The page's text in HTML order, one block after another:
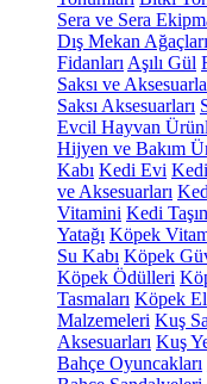
Sera ve Sera
Dış Mekan Ağaçları
Fidanları Aşılı Gül
Saksı ve
Saksı Aksesuarları
Evcil Hayvan
Hijyen ve Bakım
Kabı Kedi Evi Kedi
ve Aksesuarları
Vitamini Kedi
Yatağı Köpek
Su Kabı Köpek
Köpek Ödülleri
Tasmaları Köpek
Malzemeleri Kuş
Aksesuarları Kuş
Bahçe Oyuncakları